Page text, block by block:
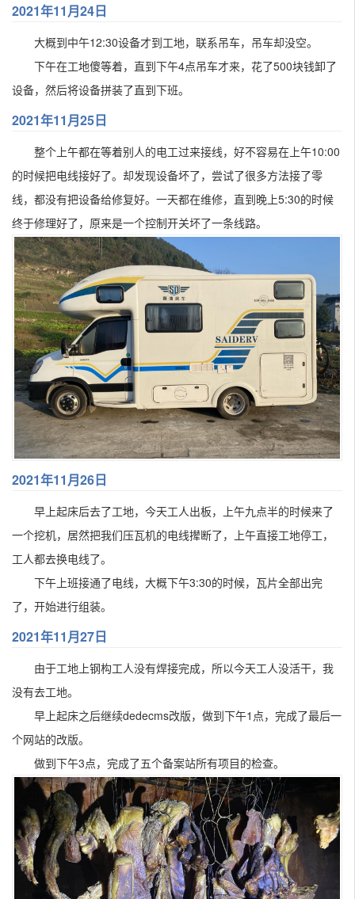
2021年11月24日
大概到中午12:30设备才到工地，联系吊车，吊车却没空。
下午在工地傻等着，直到下午4点吊车才来，花了500块钱卸了
设备，然后将设备拼装了直到下班。
2021年11月25日
整个上午都在等着别人的电工过来接线，好不容易在上午10:00
的时候把电线接好了。却发现设备坏了，尝试了很多方法接了零
线，都没有把设备给修复好。一天都在维修，直到晚上5:30的时候
终于修理好了，原来是一个控制开关坏了一条线路。
2021年11月26日
早上起床后去了工地，今天工人出板，上午九点半的时候来了
一个挖机，居然把我们压瓦机的电线撵断了，上午直接工地停工，
工人都去换电线了。
下午上班接通了电线，大概下午3:30的时候，瓦片全部出完
了，开始进行组装。
2021年11月27日
由于工地上钢构工人没有焊接完成，所以今天工人没活干，我
没有去工地。
早上起床之后继续dedecms改版，做到下午1点，完成了最后一
个网站的改版。
做到下午3点，完成了五个备案站所有项目的检查。